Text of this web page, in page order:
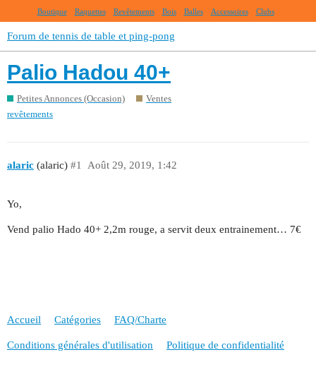
Boutique Raquettes Revêtements Bois Balles Accessoires Clubs
Forum de tennis de table et ping-pong
Palio Hadou 40+
Petites Annonces (Occasion)
Ventes
revêtements
alaric (alaric) Août 29, 2019, 1:42
#1
Yo,
Vend palio Hado 40+ 2,2m rouge, a servit deux entrainement… 7€
Accueil Catégories FAQ/Charte
Conditions générales d'utilisation Politique de confidentialité